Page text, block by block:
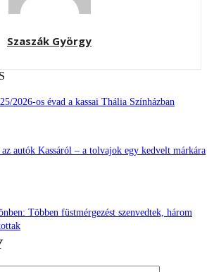
Szaszák György
2026-os évad a kassai Thália Színházban
autók Kassáról – a tolvajok egy kedvelt márkára
Többen füstmérgezést szenvedtek, három